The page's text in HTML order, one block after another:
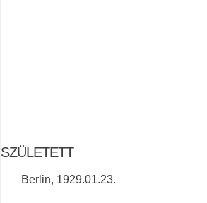
SZÜLETETT
Berlin, 1929.01.23.